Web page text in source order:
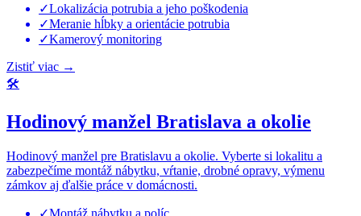
✓Lokalizácia potrubia a jeho poškodenia
✓Meranie hĺbky a orientácie potrubia
✓Kamerový monitoring
Zistiť viac →
🛠️
Hodinový manžel Bratislava a okolie
Hodinový manžel pre Bratislavu a okolie. Vyberte si lokalitu a
zabezpečíme montáž nábytku, vŕtanie, drobné opravy, výmenu
zámkov aj ďalšie práce v domácnosti.